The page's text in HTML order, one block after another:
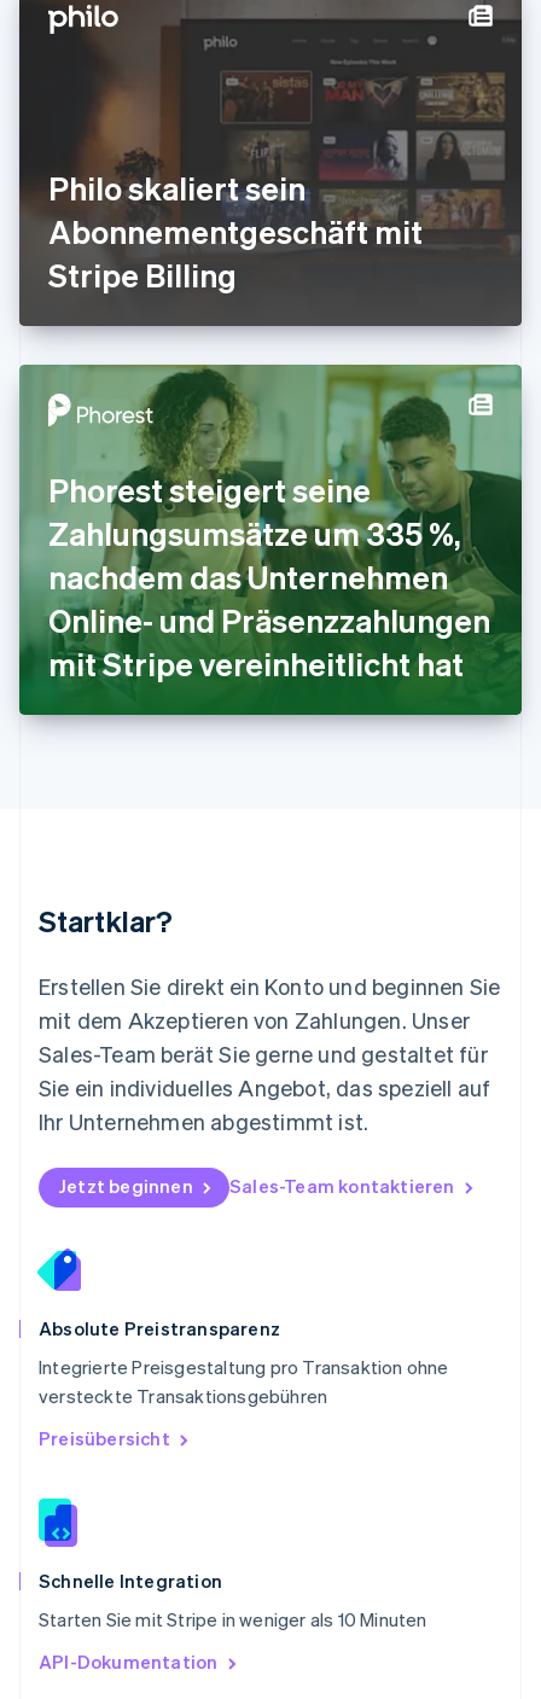
Philo skaliert sein
Abonnementgeschäft mit
Stripe Billing
Phorest steigert seine
Zahlungsumsätze um 335 %,
nachdem das Unternehmen
Online- und Präsenzzahlungen
mit Stripe vereinheitlicht hat
Startklar?
Erstellen Sie direkt ein Konto und beginnen Sie
mit dem Akzeptieren von Zahlungen. Unser
Sales-Team berät Sie gerne und gestaltet für
Sie ein individuelles Angebot, das speziell auf
Ihr Unternehmen abgestimmt ist.
Jetzt beginnen Sales-Team kontaktieren
Absolute Preistransparenz
Integrierte Preisgestaltung pro Transaktion ohne
versteckte Transaktionsgebühren
Preisübersicht
Schnelle Integration
Starten Sie mit Stripe in weniger als 10 Minuten
API-Dokumentation
English
Gibraltar
Griechenland
English
Indien
English
Irland
English
Italien
Japan
日本語English
EnglishFrançais
Kroatien
English Italiano
Lettland
English
Liechtenstein
Deutsch English
Litauen
English
Luxemburg
FrançaisDeutschEnglish
Malaysia
Malta
Nederlands English
Norwegen
Österreich
Polen
English
Portugal
Português English
Rumänien
Schweden
Svenska English
Deutsch
Singapur
English
Slowakei
Slowenien
EnglishItaliano
Sonderverwaltungsregion Hongkong,
Spanien
Thailand
ไทยEnglish
English
English